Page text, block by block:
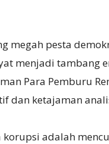
megah pesta
menjadi tambang
Para Pemburu
dan ketajaman
korupsi adalah